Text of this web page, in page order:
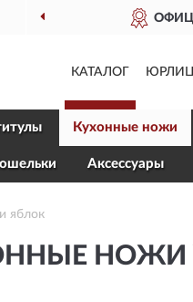
КАТАЛОГ
Кухонные ножи
Aксессуары
яблок
НОЖИ